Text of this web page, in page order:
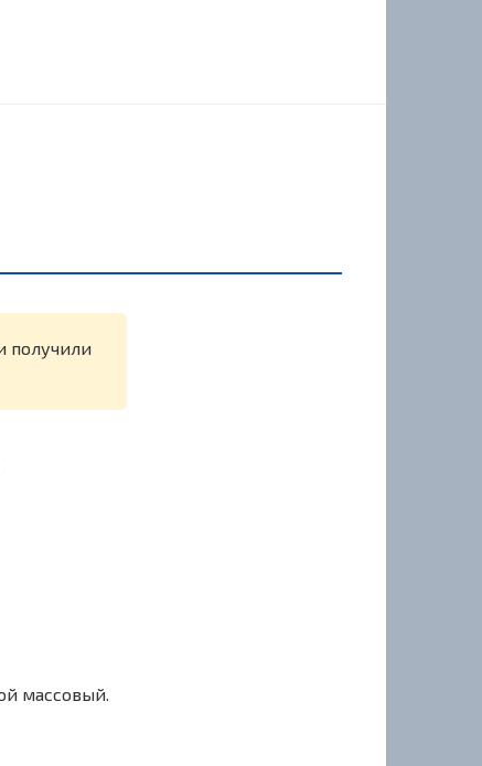
получили
массовый.